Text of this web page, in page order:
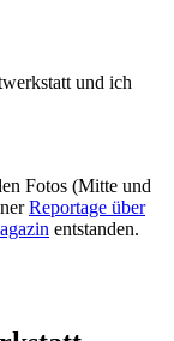
und ich
Fotos (Mitte und
Reportage über
entstanden.